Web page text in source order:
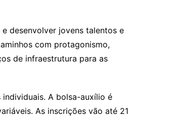
desenvolver jovens talentos e
com protagonismo,
de infraestrutura para as
A bolsa-auxílio é
As inscrições vão até 21